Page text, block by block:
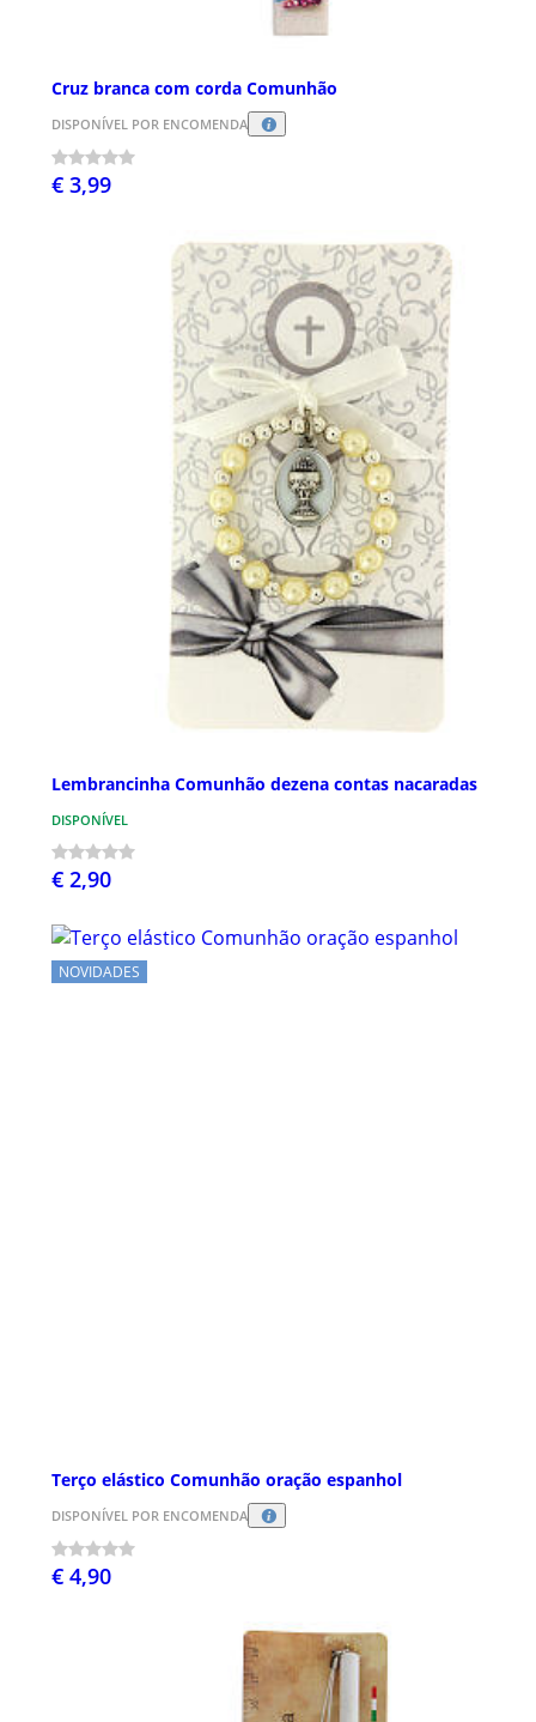
Cruz branca com corda Comunhão
DISPONÍVEL POR ENCOMENDA
€ 3,99
Lembrancinha Comunhão dezena contas nacaradas
DISPONÍVEL
€ 2,90
NOVIDADES
Terço elástico Comunhão oração espanhol
DISPONÍVEL POR ENCOMENDA
€ 4,90